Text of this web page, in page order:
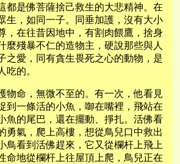
都是佛菩薩捨己救生的大悲精神。在
生，如同一子。同垂加護，沒有大小
，在往昔因地中，有割肉餵鷹，捨身
麼殘暴不仁的造物主，硬說那些與人
之愛，同有貪生畏死之心的動物，是
吃的。
物命，無微不至的。有一次，他看見
到一條活的小魚，啣在嘴裡，飛站在
魚的尾巴，還在擺動、掙扎。活佛看
勇氣，爬上高樓，想從鳥兒口中救出
鳥看到活佛趕來，它又從欄杆上飛上
命地從欄杆上往屋頂上爬，鳥兒正在